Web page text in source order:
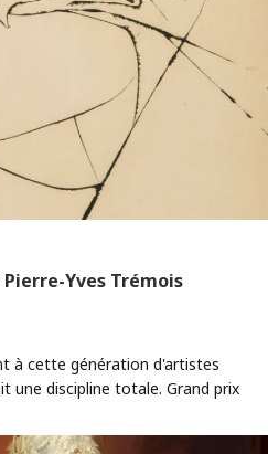
Yves Trémois
à cette génération d'artistes
une discipline totale. Grand prix